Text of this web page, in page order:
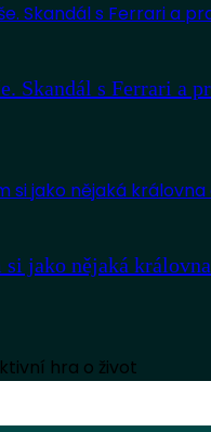
Skandál s Ferrari a
si jako nějaká
hra o život